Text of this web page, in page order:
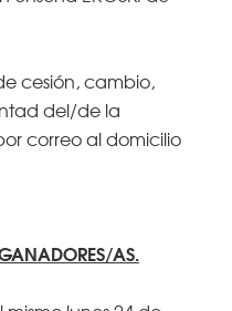
cesión, cambio,
del/de la
correo al domicilio
AS.